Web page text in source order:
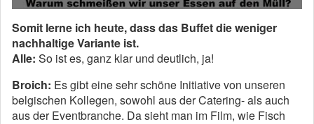
Somit lerne ich heute, dass das Buffet die weniger
nachhaltige Variante ist.
Alle: So ist es, ganz klar und deutlich, ja!
Broich: Es gibt eine sehr schöne Initiative von unseren
belgischen Kollegen, sowohl aus der Catering- als auch
aus der Eventbranche. Da sieht man im Film, wie Fisch